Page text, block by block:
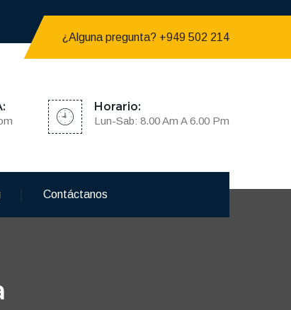
¿Alguna pregunta? +949 502 214
Horario:
Lun-Sab: 8.00 Am A 6.00 Pm
Contáctanos